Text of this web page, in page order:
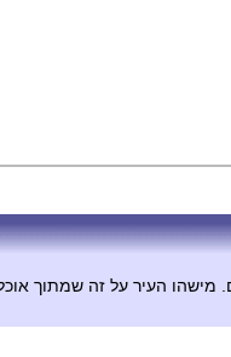
העיר על זה שמתוך